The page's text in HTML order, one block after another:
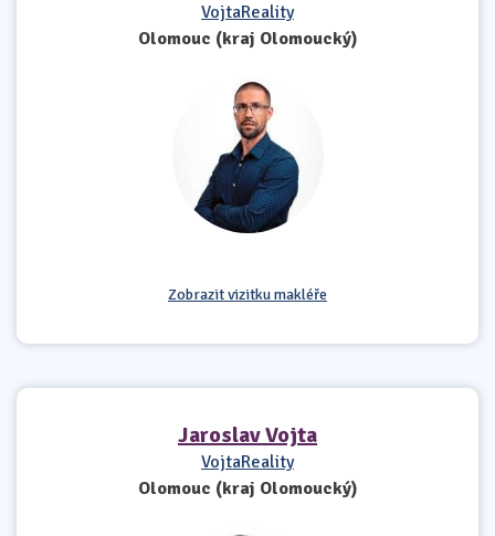
VojtaReality
Olomouc (kraj Olomoucký)
Zobrazit vizitku makléře
Jaroslav Vojta
VojtaReality
Olomouc (kraj Olomoucký)